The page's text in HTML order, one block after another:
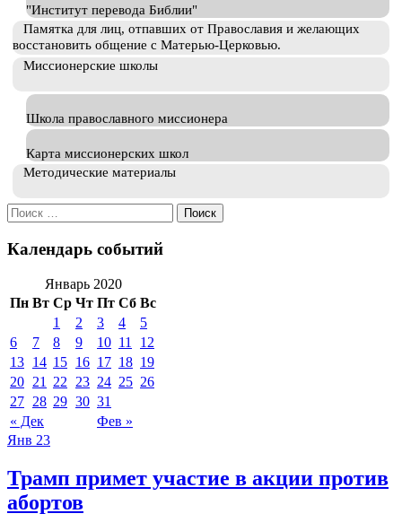
"Институт перевода Библии"
Памятка для лиц, отпавших от Православия и желающих
восстановить общение с Матерью-Церковью.
Миссионерские школы
Школа православного миссионера
Карта миссионерских школ
Методические материалы
Искать:
Календарь событий
Январь 2020
Пн Вт Ср Чт Пт Сб Вс
« Дек Фев »
1 2 3 4
5
6
7 8 9 10 11
12
13 14 15 16 17 18 19
20 21 22 23 24 25 26
27 28 29 30 31
Янв 23
Трамп примет участие в акции против
абортов